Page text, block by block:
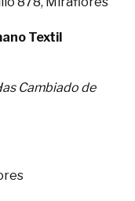
Textil
Cambiado de